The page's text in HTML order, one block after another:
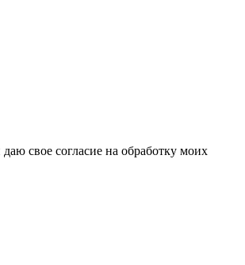
свое согласие на обработку моих